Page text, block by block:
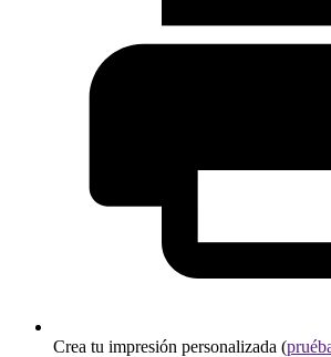
Crea tu impresión personalizada (